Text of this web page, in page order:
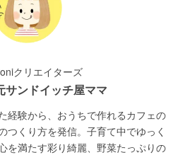
クリエイターズ
サンドイッチ屋ママ
経験から、おうちで作れるカフェの
つくり方を発信。子育て中でゆっく
を満たす彩り綺麗、野菜たっぷりの